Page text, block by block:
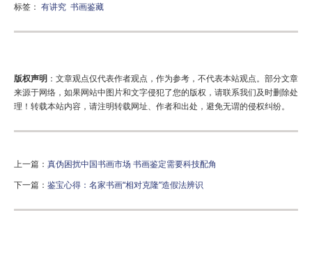
标签： 有讲究 书画鉴藏
版权声明 ：文章观点仅代表作者观点，作为参考，不代表本站观点。部分文章
来源于网络，如果网站中图片和文字侵犯了您的版权，请联系我们及时删除处
理！转载本站内容，请注明转载网址、作者和出处，避免无谓的侵权纠纷。
上一篇： 真伪困扰中国书画市场 书画鉴定需要科技配角
下一篇： 鉴宝心得：名家书画“相对克隆”造假法辨识